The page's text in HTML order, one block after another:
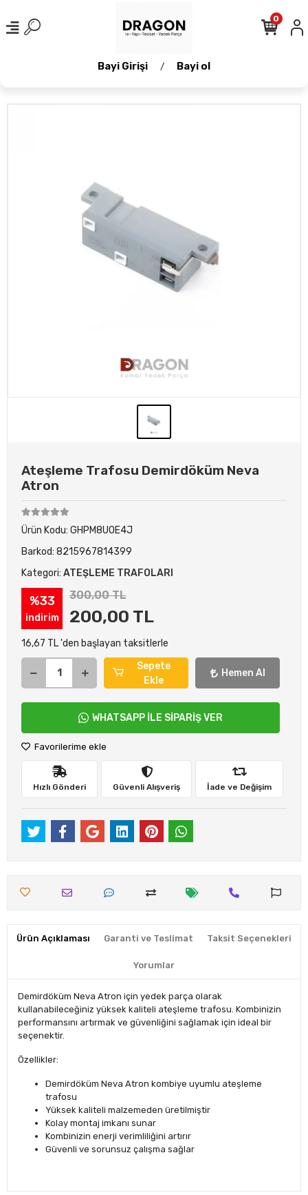
Bayi Girişi / Bayi ol
0
Ateşleme Trafosu Demirdöküm Neva
Atron
Ürün Kodu: GHPM8UOE4J
Barkod: 8215967814399
Kategori: ATEŞLEME TRAFOLARI
%33
indirim
300,00 TL
200,00 TL
16,67 TL 'den başlayan taksitlerle
Sepete
Ekle
Hemen Al
WHATSAPP İLE SİPARİŞ VER
Favorilerime ekle
Hızlı Gönderi Güvenli Alışveriş İade ve Değişim
Ürün Açıklaması Garanti ve Teslimat Taksit Seçenekleri
Yorumlar
Demirdöküm Neva Atron için yedek parça olarak
kullanabileceğiniz yüksek kaliteli ateşleme trafosu. Kombinizin
performansını artırmak ve güvenliğini sağlamak için ideal bir
seçenektir.
Özellikler:
Demirdöküm Neva Atron kombiye uyumlu ateşleme
trafosu
Yüksek kaliteli malzemeden üretilmiştir
Kolay montaj imkanı sunar
Kombinizin enerji verimliliğini artırır
Güvenli ve sorunsuz çalışma sağlar